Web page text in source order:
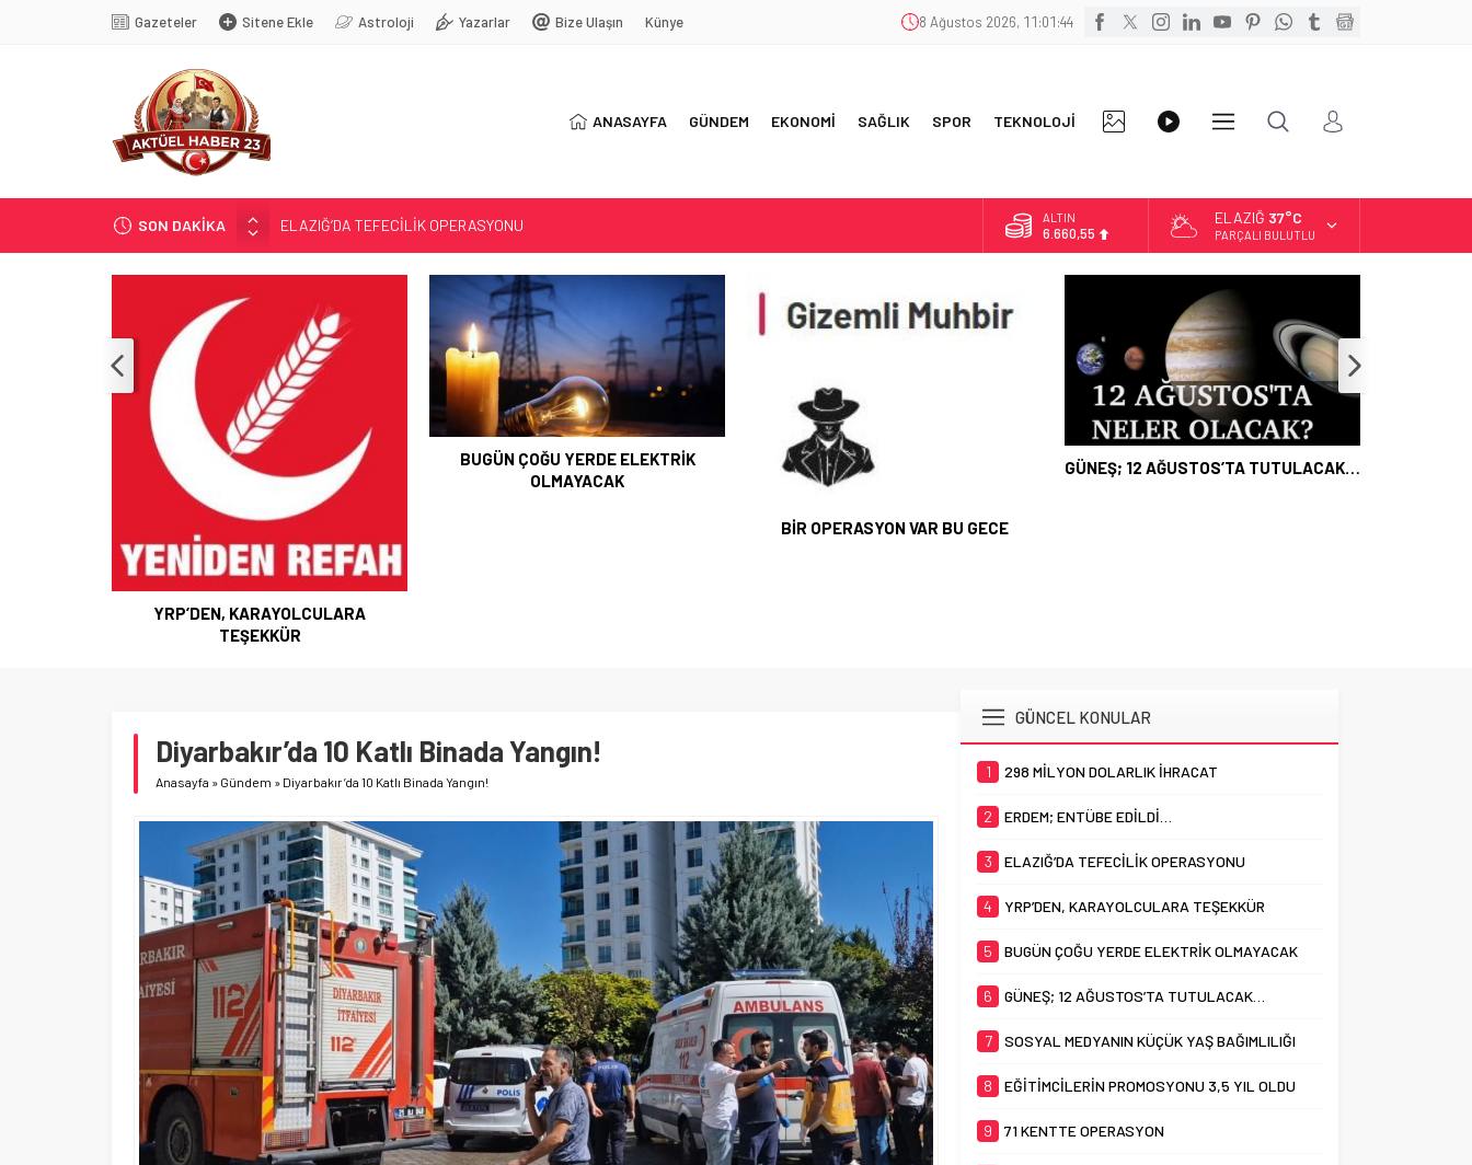
Gazeteler Sitene Ekle Astroloji Yazarlar Bize Ulaşın Künye 8 Ağustos 2026, 11:01:45
ANASAYFA GÜNDEM EKONOMİ SAĞLIK SPOR TEKNOLOJİ
GALERİGALERİ
DİĞER
SON DAKİKA
YRP’DEN, KARAYOLCULARA TEŞEKKÜR
TÜRK OĞUZ BOYLARI
298 MİLYON DOLARLIK İHRACAT
ERDEM; ENTÜBE EDİLDİ…
ALTIN
6.660,55
BİST
ELAZIĞ 37°C
PARÇALI BULUTLU
YRP’DEN, KARAYOLCULARA
TEŞEKKÜR
BUGÜN ÇOĞU YERDE ELEKTRİK
OLMAYACAK
BİR OPERASYON VAR BU GECE
GÜNEŞ; 12 AĞUSTOS’TA TUTULACAK…
Diyarbakır’da 10 Katlı Binada Yangın!
Anasayfa » Gündem » Diyarbakır’da 10 Katlı Binada Yangın!
GÜNCEL KONULAR
1 298 MİLYON DOLARLIK İHRACAT
2 ERDEM; ENTÜBE EDİLDİ…
3 ELAZIĞ’DA TEFECİLİK OPERASYONU
4 YRP’DEN, KARAYOLCULARA TEŞEKKÜR
5 BUGÜN ÇOĞU YERDE ELEKTRİK OLMAYACAK
6 GÜNEŞ; 12 AĞUSTOS’TA TUTULACAK…
7 SOSYAL MEDYANIN KÜÇÜK YAŞ BAĞIMLILIĞI
8 EĞİTİMCİLERİN PROMOSYONU 3,5 YIL OLDU
9 71 KENTTE OPERASYON